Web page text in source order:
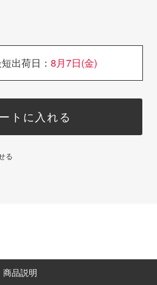
出荷日： 8月7日(金)
トに入れる
る
商品説明